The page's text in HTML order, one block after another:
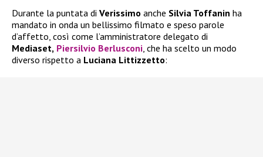
Durante la puntata di Verissimo anche Silvia Toffanin ha
mandato in onda un bellissimo filmato e speso parole
d’affetto, così come l’amministratore delegato di
Mediaset, Piersilvio Berlusconi, che ha scelto un modo
diverso rispetto a Luciana Littizzetto: